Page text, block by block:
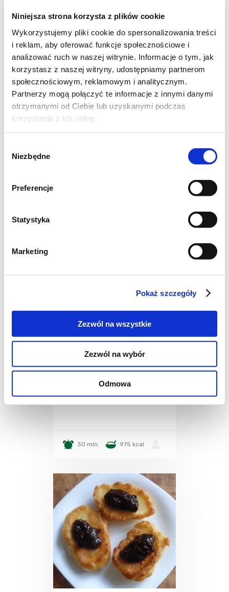
Niniejsza strona korzysta z plików cookie
Wykorzystujemy pliki cookie do spersonalizowania treści
i reklam, aby oferować funkcje społecznościowe i
analizować ruch w naszej witrynie. Informacje o tym, jak
korzystasz z naszej witryny, udostępniamy partnerom
społecznościowym, reklamowym i analitycznym.
Partnerzy mogą połączyć te informacje z innymi danymi
otrzymanymi od Ciebie lub uzyskanymi podczas
korzystania z ich usług.
zgody
Niezbędne
Preferencje
Statystyka
Marketing
Pokaż szczegóły
Zezwól na wszystkie
Zezwól na wybór
Odmowa
PRZETWORY
NAPOJE
Sok jabłkowo-
truskawkowy
30 min. 975 kcal